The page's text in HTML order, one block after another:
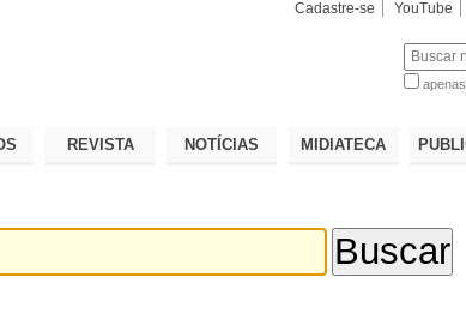
Cadastre-se YouTube
REVISTA NOTÍCIAS MIDIATECA